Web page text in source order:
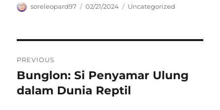
Author
soreleopard97
Posted
02/21/2024 Categories
Uncategorized
pos
PREVIOUS
Previous
post:
Bunglon: Si Penyamar Ulung
dalam Dunia Reptil